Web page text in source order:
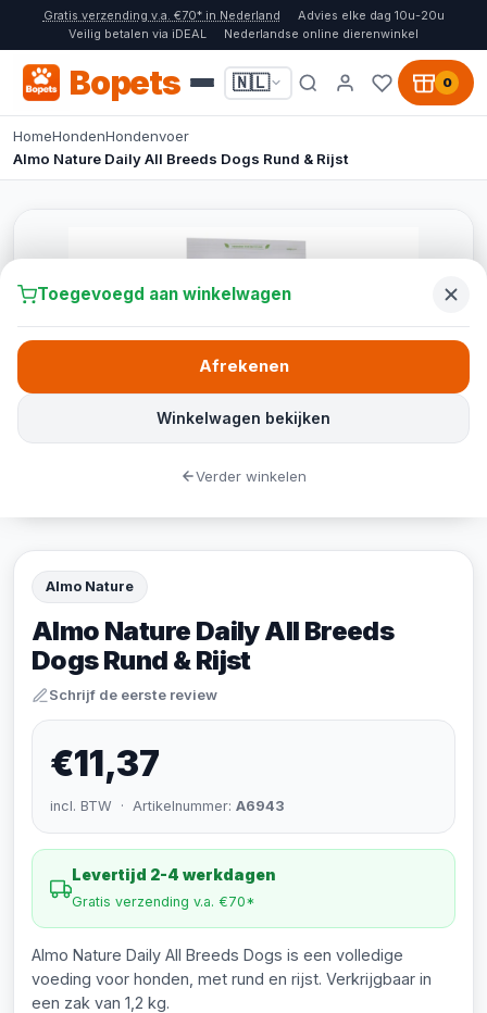
Gratis verzending v.a. €70* in Nederland
Advies elke dag 10u-20u
Veilig betalen via iDEAL
Nederlandse online dierenwinkel
Bopets 🇳🇱 0
HomeHondenHondenvoer
Almo Nature Daily All Breeds Dogs Rund & Rijst
Almo Nature
Almo Nature Daily All Breeds
Dogs Rund & Rijst
Schrijf de eerste review
€11,37
incl. BTW · Artikelnummer: A6943
Levertijd 2-4 werkdagen
Gratis verzending v.a. €70*
Almo Nature Daily All Breeds Dogs is een volledige
voeding voor honden, met rund en rijst. Verkrijgbaar in
een zak van 1,2 kg.
Toegevoegd aan winkelwagen
Winkelwagen bekijken
Afrekenen
Verder winkelen